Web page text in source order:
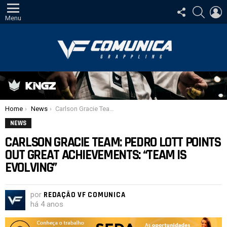
Menu
SIGA-
NOS
Você está aqui:
Home News Carlson Gracie Team: Pedro Lott points out great achievements: “Team is evolving”
NEWS
CARLSON GRACIE TEAM: PEDRO LOTT POINTS
OUT GREAT ACHIEVEMENTS: “TEAM IS
EVOLVING”
por REDAÇÃO VF COMUNICA
há 4 anos